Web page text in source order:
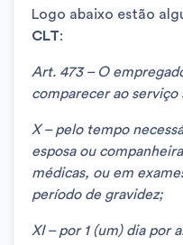
Logo abaixo estão
CLT:
Art. 473 – O
comparecer ao serviço
X – pelo tempo
esposa ou
médicas, ou em
período de gravidez;
XI – por 1 (um) dia por